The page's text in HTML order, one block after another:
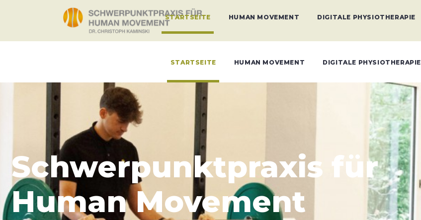
STARTSEITE HUMAN MOVEMENT DIGITALE PHYSIOTHERAPIE
STARTSEITE HUMAN MOVEMENT DIGITALE PHYSIOTHERAPIE
Schwerpunktpraxis für
Human Movement